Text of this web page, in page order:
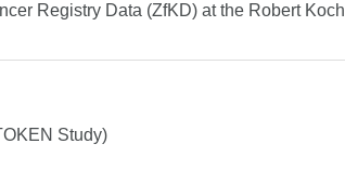
Registry Data (ZfKD) at the Robert Koch
Study)